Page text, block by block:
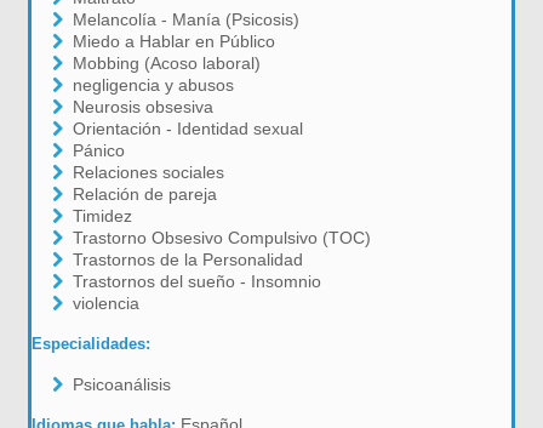
Melancolía - Manía (Psicosis)
Miedo a Hablar en Público
Mobbing (Acoso laboral)
negligencia y abusos
Neurosis obsesiva
Orientación - Identidad sexual
Pánico
Relaciones sociales
Relación de pareja
Timidez
Trastorno Obsesivo Compulsivo (TOC)
Trastornos de la Personalidad
Trastornos del sueño - Insomnio
violencia
Especialidades:
Psicoanálisis